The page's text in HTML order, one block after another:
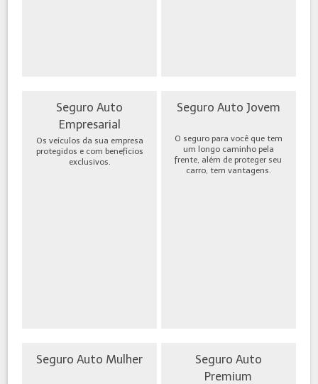
Seguro Auto
Empresarial
Os veículos da sua empresa
protegidos e com benefícios
exclusivos.
Seguro Auto Jovem
O seguro para você que tem
um longo caminho pela
frente, além de proteger seu
carro, tem vantagens.
Seguro Auto Mulher
Seguro Auto
Premium